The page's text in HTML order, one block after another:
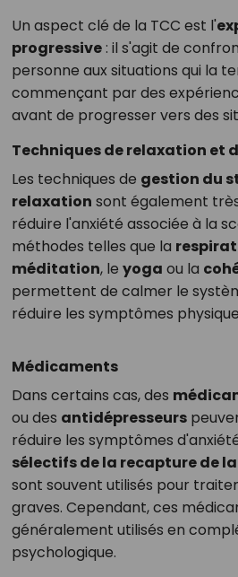
Un aspect clé de la TCC est l'
progressive: il s'agit de
personne aux situations qui la
commençant par des
avant de progresser vers des
Techniques de relaxation et
Les techniques de gestion du
relaxation sont également
réduire l'anxiété associée à la
méthodes telles que la
méditation, le yoga ou la
permettent de calmer le
réduire les symptômes
Médicaments
Dans certains cas, des
ou des antidépresseurs
réduire les symptômes
sélectifs de la recapture de
sont souvent utilisés pour
graves. Cependant, ces
généralement utilisés en
psychologique.